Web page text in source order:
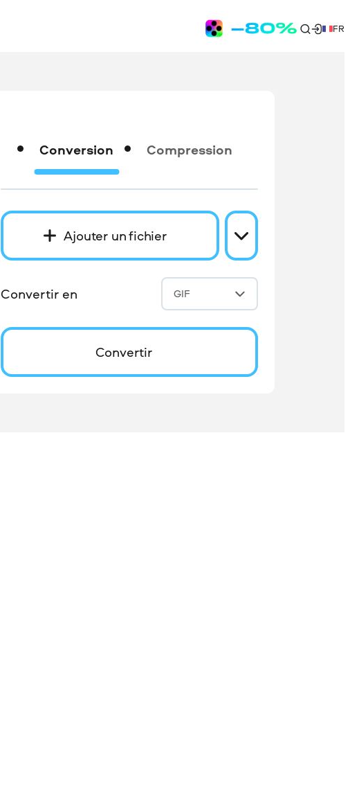
FR
Conversion Compression
Ajouter un fichier
Convertir en GIF
Convertir